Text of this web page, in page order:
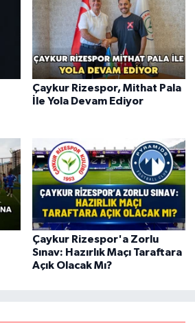
Çaykur Rizespor, Mithat Pala
İle Yola Devam Ediyor
Çaykur Rizespor'a Zorlu
Sınav: Hazırlık Maçı Taraftara
Açık Olacak Mı?